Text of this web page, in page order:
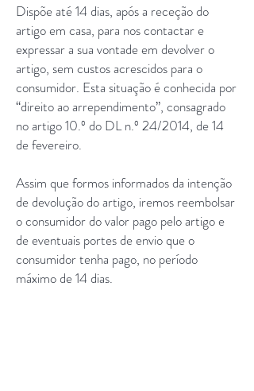
Dispõe até 14 dias, após a receção do
artigo em casa, para nos contactar e
expressar a sua vontade em devolver o
artigo, sem custos acrescidos para o
consumidor. Esta situação é conhecida por
“direito ao arrependimento”, consagrado
no artigo 10.º do DL n.º 24/2014, de 14
de fevereiro.
Assim que formos informados da intenção
de devolução do artigo, iremos reembolsar
o consumidor do valor pago pelo artigo e
de eventuais portes de envio que o
consumidor tenha pago, no período
máximo de 14 dias.